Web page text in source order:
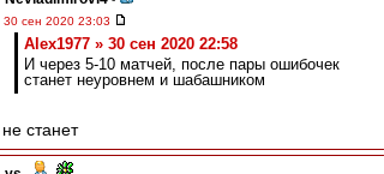
30 сен 2020 23:03
Alex1977 » 30 сен 2020 22:58
И через 5-10 матчей, после пары ошибочек
станет неуровнем и шабашником
не станет